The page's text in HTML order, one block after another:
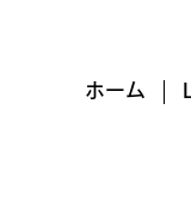
ホーム